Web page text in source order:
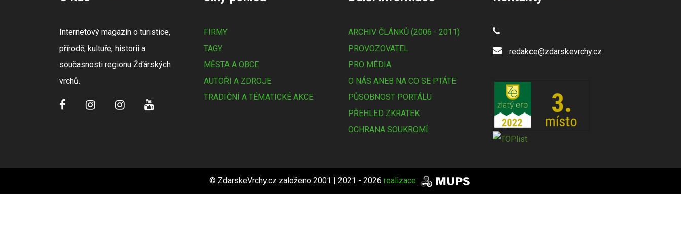
Internetový magazín o turistice,
přírodě, kultuře, historii a
současnosti regionu Žďárských
vrchů.
FIRMY
TAGY
MĚSTA A OBCE
AUTOŘI A ZDROJE
TRADIČNÍ A TÉMATICKÉ AKCE
ARCHIV ČLÁNKŮ (2006 - 2011)
PROVOZOVATEL
PRO MÉDIA
O NÁS ANEB NA CO SE PTÁTE
PŮSOBNOST PORTÁLU
PŘEHLED ZKRATEK
OCHRANA SOUKROMÍ
redakce@zdarskevrchy.cz
© ZdarskeVrchy.cz založeno 2001 | 2021 - 2026 realizace